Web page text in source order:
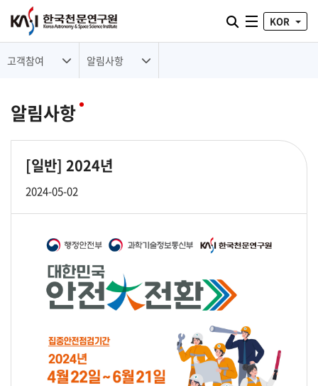
통합검색 열기
전체메뉴
KOR
고객참여 알림사항
알림사항
[일반] 2024년
2024-05-02